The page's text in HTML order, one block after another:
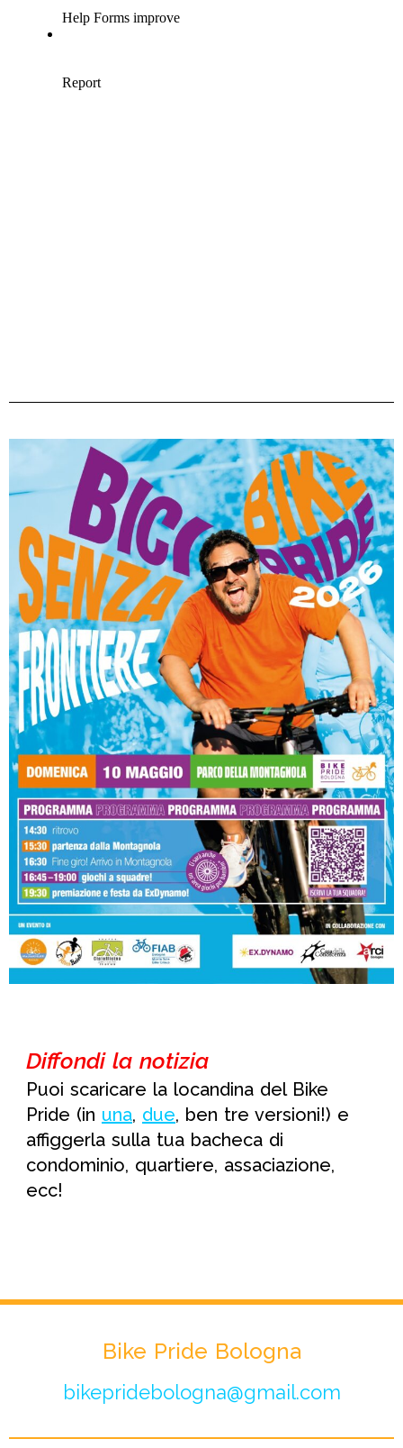
Diffondi la notizia
Puoi scaricare la locandina del Bike
Pride (in una, due, ben tre versioni!) e
affiggerla sulla tua bacheca di
condominio, quartiere, assaciazione,
ecc!
Bike Pride Bologna
bikepridebologna@gmail.com